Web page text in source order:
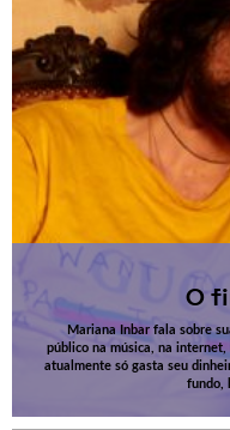
O
Mariana Inbar fala sobre
público na música, na internet,
atualmente só gasta seu
fundo,